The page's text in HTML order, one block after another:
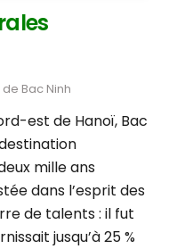
Bac Ninh
est de Hanoï, Bac
mille ans
dans l’esprit des
de talents : il fut
jusqu’à 25 %